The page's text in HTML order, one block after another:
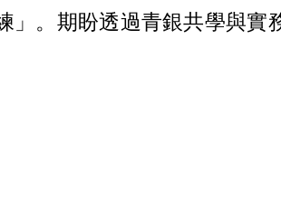
」。期盼透過青銀共學與